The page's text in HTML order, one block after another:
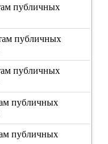
публичных
публичных
публичных
публичных
публичных